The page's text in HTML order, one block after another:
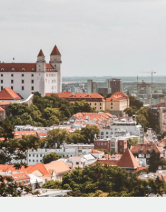
complexes liées à l’emploi
de travail en toute simplicité
pour les RH et la
pleine croissance
avec des solutions RH sur
des freelances
disponibles et les vitesses de
internationaux